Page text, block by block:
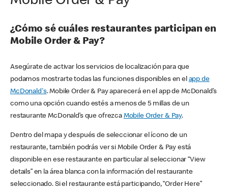
¿Cómo sé cuáles restaurantes participan en
Mobile Order & Pay?
Asegúrate de activar los servicios de localización para que
podamos mostrarte todas las funciones disponibles en el app de
McDonald's. Mobile Order & Pay aparecerá en el app de McDonald’s
como una opción cuando estés a menos de 5 millas de un
restaurante McDonald’s que ofrezca Mobile Order & Pay.
Dentro del mapa y después de seleccionar el ícono de un
restaurante, también podrás ver si Mobile Order & Pay está
disponible en ese restaurante en particular al seleccionar “View
details” en la área blanca con la información del restaurante
seleccionado. Si el restaurante está participando, “Order Here”